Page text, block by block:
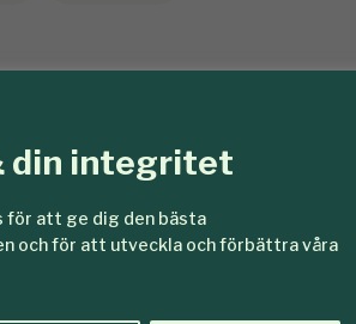
din integritet
för att ge dig den bästa
och för att utveckla och förbättra våra